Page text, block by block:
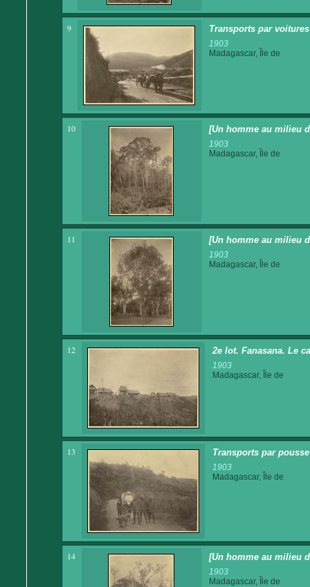
9 Transports par
1903
Madagascar, Île de
10 [Un homme au milieu
1903
Madagascar, Île de
11 [Un homme au milieu
1903
Madagascar, Île de
12 2e lot. Fanasana. Le
1903
Madagascar, Île de
13 Transports par
1903
Madagascar, Île de
14 [Un homme au milieu
1903
Madagascar, Île de